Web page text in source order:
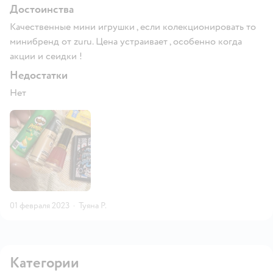
Достоинства
Качественные мини игрушки , если колекционировать то
минибренд от zuru. Цена устраивает , особенно когда
акции и сеидки !
Недостатки
Нет
01 февраля 2023 · Туяна Р.
Категории